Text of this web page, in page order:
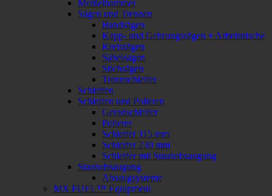
Meißelhammer
Sägen und Trennen
Bandsägen
Kapp- und Gehrungssägen + Arbeitstische
Kreissägen
Säbelsägen
Stichsägen
Trennschleifer
Schleifen
Schleifen und Polieren
Geradschleifer
Polierer
Schleifer 115 mm
Schleifer 230 mm
Schleifer mit Staubabsaugung
Staubabsaugung
Absaugsysteme
MX FUEL™ Equipment